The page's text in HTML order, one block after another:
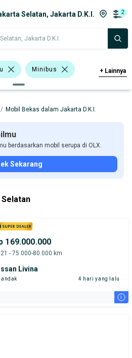
Selatan, Jakarta D.K.I. 2
Jakarta D.K.I.
Minibus
Tahun
+ Lainnya
/ Mobil Bekas dalam Jakarta D.K.I.
berdasarkan mobil serupa di OLX.
Sekarang
169.000.000
- 75.000-80.000 km
Livina
4 hari yang lalu
i